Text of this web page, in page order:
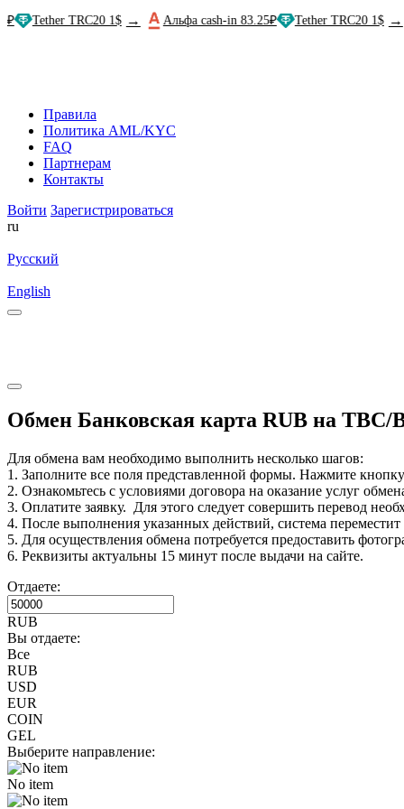
TRC20 1$ → Альфа cash-in 83.25₽ Tether TRC20 1$ →
Правила
Политика AML/KYC
FAQ
Партнерам
Контакты
Войти Зарегистрироваться
ru
Русский
English
Обмен Банковская карта RUB на TBC/
Для обмена вам необходимо выполнить несколько шагов:
1. Заполните все поля представленной формы. Нажмите
2. Ознакомьтесь с условиями договора на оказание услуг
3. Оплатите заявку. Для этого следует совершить перевод
4. После выполнения указанных действий, система переместит
5. Для осуществления обмена потребуется предоставить
6. Реквизиты актуальны 15 минут после выдачи на сайте.
Отдаете:
RUB
Вы отдаете:
Все
RUB
USD
EUR
COIN
GEL
Выберите направление:
No item